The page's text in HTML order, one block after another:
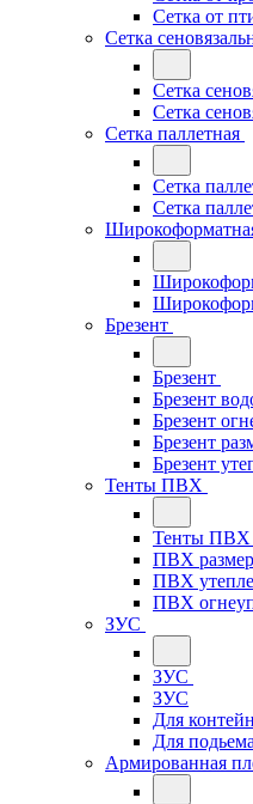
Сетка от
Сетка
Сетка
Сетка
Сетка паллетная
Сетка
Сетка
Брезент
Брезент
Брезент
Брезент
Брезент
Брезент
Тенты ПВХ
Тенты ПВХ
ПВХ
ПВХ
ПВХ
ЗУС
ЗУС
ЗУС
Для
Для подьема
Армированная